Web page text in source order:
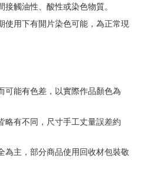
觸油性、酸性或染色物質。
使用下有開片染色可能，為正常現
可能有色差，以實際作品顏色為
略有不同，尺寸手工丈量誤差約
為主，部分商品使用回收材包裝敬